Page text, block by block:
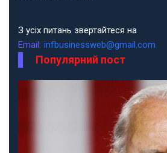
З усіх питань звертайтеся на
Email: infbusinessweb@gmail.com
Популярний пост